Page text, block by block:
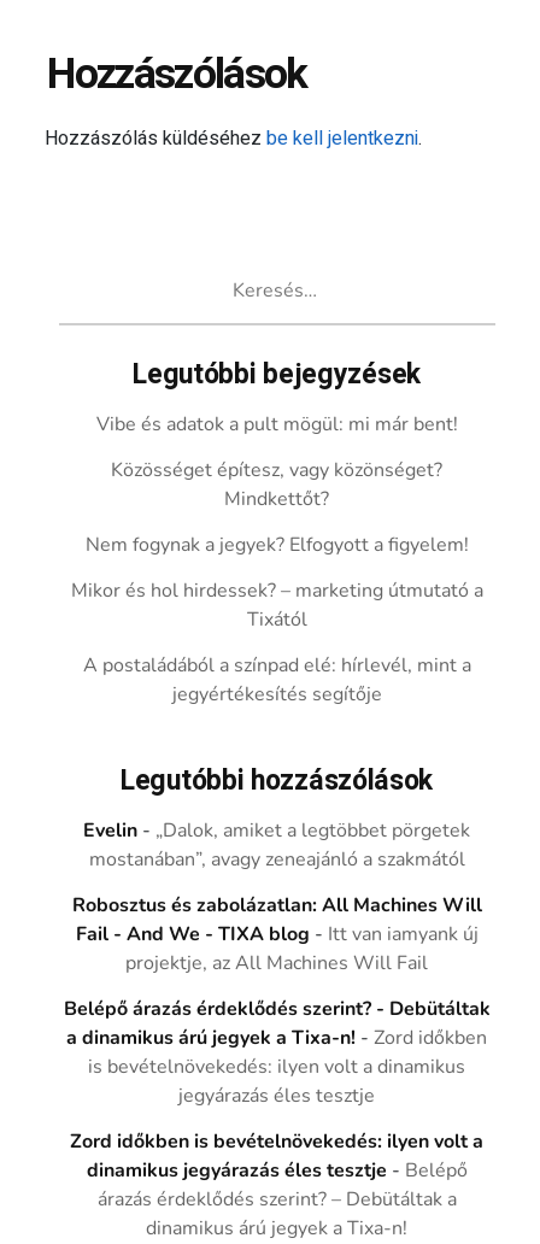
Hozzászólások
Hozzászólás küldéséhezbe kell jelentkezni.
Legutóbbi bejegyzések
Vibe és adatok a pult mögül: mi már bent!
Közösséget építesz, vagy közönséget?
Mindkettőt?
Nem fogynak a jegyek? Elfogyott a figyelem!
Mikor és hol hirdessek? – marketing útmutató a
Tixától
A postaládából a színpad elé: hírlevél, mint a
jegyértékesítés segítője
Legutóbbi hozzászólások
Evelin - „Dalok, amiket a legtöbbet pörgetek
mostanában”, avagy zeneajánló a szakmától
Robosztus és zabolázatlan: All Machines Will
Fail - And We - TIXA blog - Itt van iamyank új
projektje, az All Machines Will Fail
Belépő árazás érdeklődés szerint? - Debütáltak
a dinamikus árú jegyek a Tixa-n! -Zord időkben
is bevételnövekedés: ilyen volt a dinamikus
jegyárazás éles tesztje
Zord időkben is bevételnövekedés: ilyen volt a
dinamikus jegyárazás éles tesztje - Belépő
árazás érdeklődés szerint? – Debütáltak a
dinamikus árú jegyek a Tixa-n!